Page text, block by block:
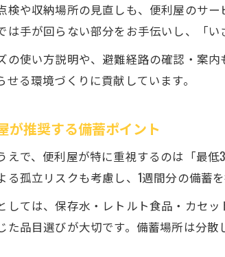
検や収納場所の見直しも、便利屋のサ
は手が回らない部分をお手伝いし、「
の使い方説明や、避難経路の確認・案
せる環境づくりに貢献しています。
が推奨する備蓄ポイント
えで、便利屋が特に重視するのは「最
る孤立リスクも考慮し、1週間分の備蓄
しては、保存水・レトルト食品・カセ
た品目選びが大切です。備蓄場所は分